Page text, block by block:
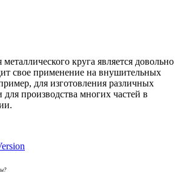
круга является довольно
свое применение на внушительных
для изготовления различных
для производства многих частей в